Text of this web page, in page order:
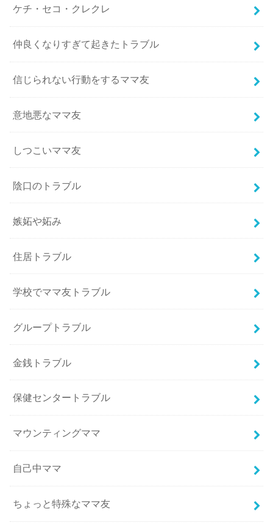
ケチ・セコ・クレクレ
仲良くなりすぎて起きたトラブル
信じられない行動をするママ友
意地悪なママ友
しつこいママ友
陰口のトラブル
嫉妬や妬み
住居トラブル
学校でママ友トラブル
グループトラブル
金銭トラブル
保健センタートラブル
マウンティングママ
自己中ママ
ちょっと特殊なママ友